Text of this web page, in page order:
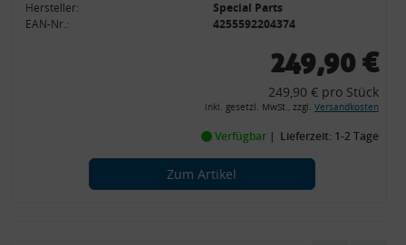
Hersteller:
Special Parts
EAN-Nr.:
4255592204374
249,90 €
249,90 € pro Stück
inkl. gesetzl. MwSt., zzgl. Versandkosten
Verfügbar Lieferzeit: 1-2 Tage
Zum Artikel